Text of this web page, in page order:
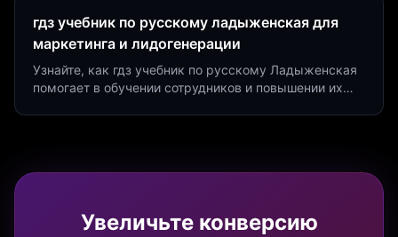
гдз учебник по русскому ладыженская для
маркетинга и лидогенерации
Узнайте, как гдз учебник по русскому Ладыженская
помогает в обучении сотрудников и повышении их
Увеличьте конверсию